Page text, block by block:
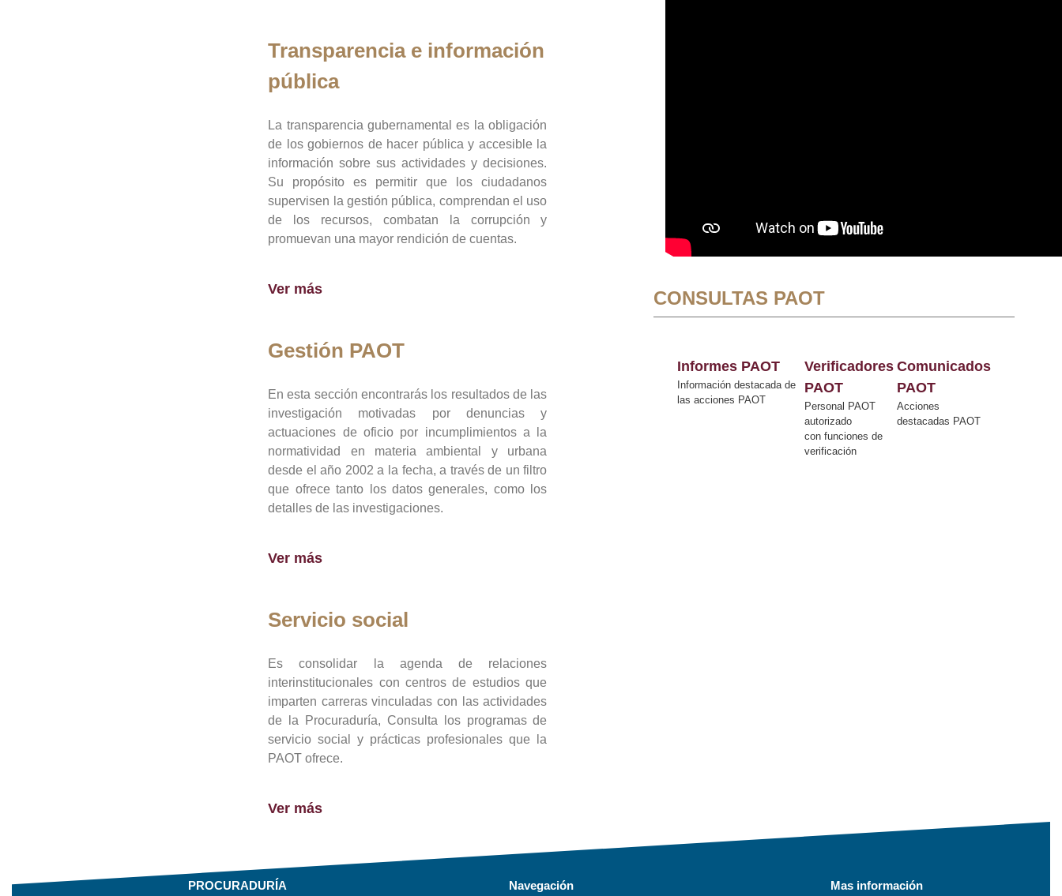
Transparencia e información
pública
La transparencia gubernamental es la obligación
de los gobiernos de hacer pública y accesible la
información sobre sus actividades y decisiones.
Su propósito es permitir que los ciudadanos
supervisen la gestión pública, comprendan el uso
de los recursos, combatan la corrupción y
promuevan una mayor rendición de cuentas.
Ver más
Gestión PAOT
En esta sección encontrarás los resultados de las
investigación motivadas por denuncias y
actuaciones de oficio por incumplimientos a la
normatividad en materia ambiental y urbana
desde el año 2002 a la fecha, a través de un filtro
que ofrece tanto los datos generales, como los
detalles de las investigaciones.
Ver más
Servicio social
Es consolidar la agenda de relaciones
interinstitucionales con centros de estudios que
imparten carreras vinculadas con las actividades
de la Procuraduría, Consulta los programas de
servicio social y prácticas profesionales que la
PAOT ofrece.
Ver más
CONSULTAS PAOT
Informes PAOT
Información destacada de
las acciones PAOT
Verificadores
PAOT
Personal PAOT
autorizado
con funciones de
verificación
Comunicados
PAOT
Acciones
destacadas PAOT
PROCURADURÍA Navegación Mas información